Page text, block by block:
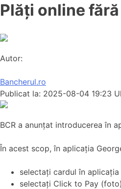
Plăți online
Autor:
Bancherul.ro
Publicat la: 2025-08-04 19:23
BCR a anunțat introducerea în
În acest scop, în aplicația
selectați cardul în aplicația
selectați Click to Pay